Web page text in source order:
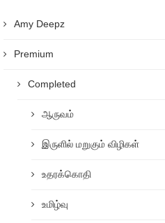
Amy Deepz
Premium
Completed
ஆருவம்
இருளில் மறுகும் விழிகள்
உதரக்கொதி
உமிழ்வு